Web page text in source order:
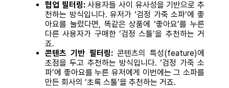
협업 필터링:사용자들 사이 유사성을 기반으로 추
천하는 방식입니다. 유저가 ‘검정 가죽 소파’에 좋
아요를 눌렀다면, 똑같은 상품에 ‘좋아요’를 누른
다른 사용자가 구매한 ‘검정 스툴’을 추천하는 거
죠.
콘텐츠 기반 필터링:콘텐츠의 특성(feature)에
초점을 두고 추천하는 방식입니다. ‘검정 가죽 소
파’에 좋아요를 누른 유저에게 이번에는 그 소파를
만든 회사의 ‘초록 스툴’을 추천하는 거죠.